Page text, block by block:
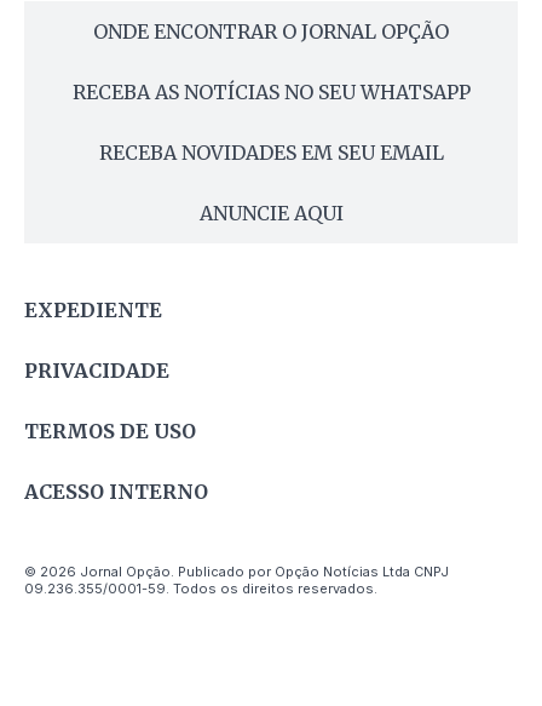
ONDE ENCONTRAR O JORNAL OPÇÃO
RECEBA AS NOTÍCIAS NO SEU WHATSAPP
RECEBA NOVIDADES EM SEU EMAIL
ANUNCIE AQUI
EXPEDIENTE
PRIVACIDADE
TERMOS DE USO
ACESSO INTERNO
© 2026 Jornal Opção. Publicado por Opção Notícias Ltda CNPJ
09.236.355/0001-59. Todos os direitos reservados.